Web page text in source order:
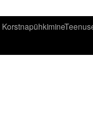
Korstnapühkimine